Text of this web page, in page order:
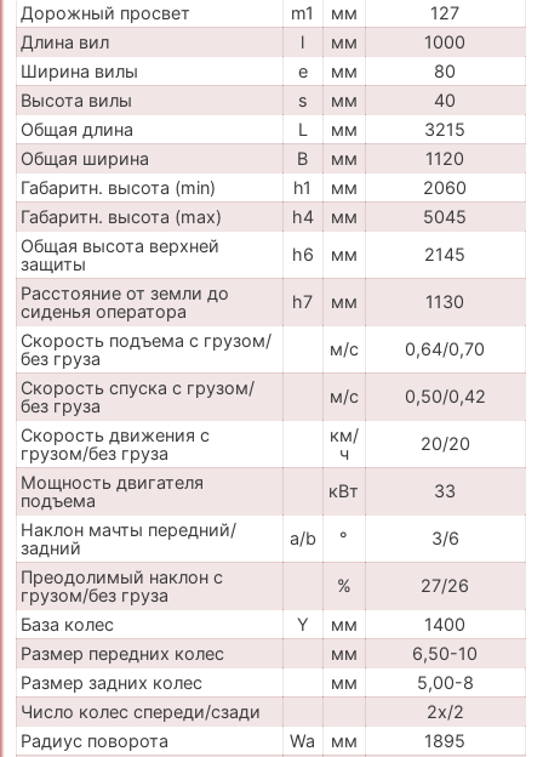
Дорожный просвет
m1 мм
127
Длина вил
l мм
1000
Ширина вилы
e мм
80
Высота вилы
s мм
40
Общая длина
L мм
3215
Общая ширина
B мм
1120
Габаритн. высота (min)
h1 мм
2060
Габаритн. высота (max)
h4 мм
5045
Общая высота верхней
защиты
h6 мм
2145
Расстояние от земли до
сиденья оператора
h7 мм
1130
Скорость подъема с грузом/
без груза
м/с
0,64/0,70
Скорость спуска с грузом/
без груза
м/с
0,50/0,42
Скорость движения с
грузом/без груза
км/
ч
20/20
Мощность двигателя
подъема
кВт
33
Наклон мачты передний/
задний
a/b °
3/6
Преодолимый наклон с
грузом/без груза
%
27/26
База колес
Y мм
1400
Размер передних колес
мм
6,50-10
Размер задних колес
мм
5,00-8
Число колес спереди/сзади
2x/2
Радиус поворота
Wa мм
1895